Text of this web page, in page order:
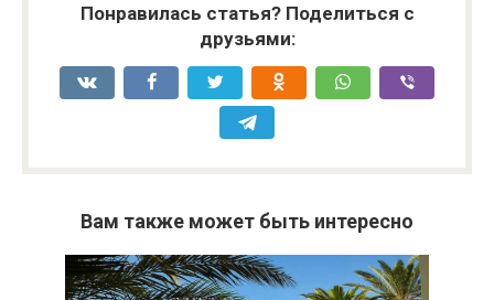
Понравилась статья? Поделиться с
друзьями:
Вам также может быть интересно